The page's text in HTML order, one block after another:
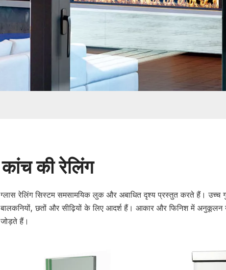
कांच की रेलिंग
ग्लास रेलिंग सिस्टम समसामयिक लुक और अबाधित दृश्य प्रस्तुत करते हैं। उच्च
बालकनियों, छतों और सीढ़ियों के लिए आदर्श हैं। आकार और फिनिश में अनुकूलन
जोड़ते हैं।